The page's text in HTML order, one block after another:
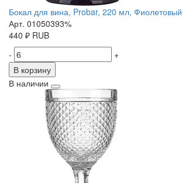
Бокал для вина, Probar, 220 мл, Фиолетовый
Арт. 01050393%
440 ₽ RUB
-
+
В корзину
В наличии